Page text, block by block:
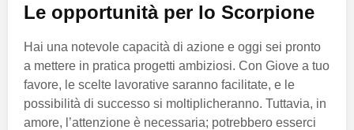
Le opportunità per lo Scorpione
Hai una notevole capacità di azione e oggi sei pronto
a mettere in pratica progetti ambiziosi. Con Giove a tuo
favore, le scelte lavorative saranno facilitate, e le
possibilità di successo si moltiplicheranno. Tuttavia, in
amore, l’attenzione è necessaria; potrebbero esserci